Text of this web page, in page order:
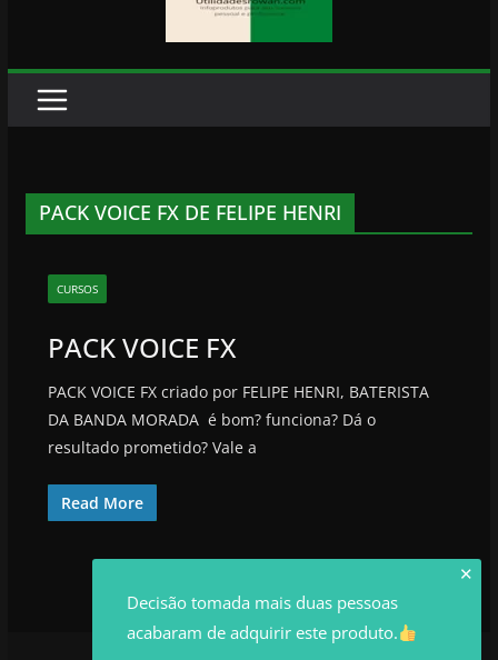
PACK VOICE FX DE FELIPE HENRI
CURSOS
PACK VOICE FX
PACK VOICE FX criado por FELIPE HENRI, BATERISTA
DA BANDA MORADA é bom? funciona? Dá o
resultado prometido? Vale a
Read More
✕
Decisão tomada mais duas pessoas
acabaram de adquirir este produto.